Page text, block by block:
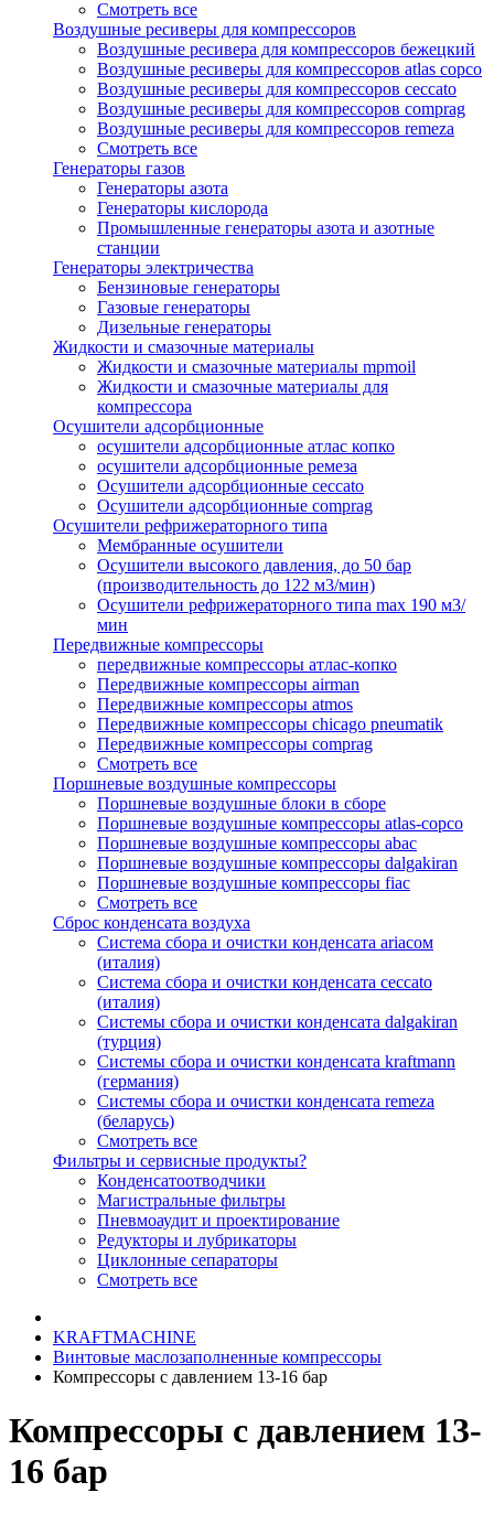
Смотреть все
Воздушные ресиверы для компрессоров
Воздушные ресивера для компрессоров бежецкий
Воздушные ресиверы для компрессоров atlas copco
Воздушные ресиверы для компрессоров ceccato
Воздушные ресиверы для компрессоров comprag
Воздушные ресиверы для компрессоров remeza
Смотреть все
Генераторы газов
Генераторы азота
Генераторы кислорода
Промышленные генераторы азота и азотные
станции
Генераторы электричества
Бензиновые генераторы
Газовые генераторы
Дизельные генераторы
Жидкости и смазочные материалы
Жидкости и смазочные материалы mpmoil
Жидкости и смазочные материалы для
компрессора
Осушители адсорбционные
осушители адсорбционные атлас копко
осушители адсорбционные ремеза
Осушители адсорбционные ceccato
Осушители адсорбционные comprag
Осушители рефрижераторного типа
Мембранные осушители
Осушители высокого давления, до 50 бар
(производительность до 122 м3/мин)
Осушители рефрижераторного типа max 190 м3/
мин
Передвижные компрессоры
передвижные компрессоры атлас-копко
Передвижные компрессоры airman
Передвижные компрессоры atmos
Передвижные компрессоры chicago pneumatik
Передвижные компрессоры comprag
Смотреть все
Поршневые воздушные компрессоры
Поршневые воздушные блоки в сборе
Поршневые воздушные компрессоры atlas-copco
Поршневые воздушные компрессоры abac
Поршневые воздушные компрессоры dalgakiran
Поршневые воздушные компрессоры fiac
Смотреть все
Сброс конденсата воздуха
Система сбора и очистки конденсата ariacом
(италия)
Система сбора и очистки конденсата ceccato
(италия)
Системы сбора и очистки конденсата dalgakiran
(турция)
Системы сбора и очистки конденсата kraftmann
(германия)
Системы сбора и очистки конденсата remeza
(беларусь)
Смотреть все
Фильтры и сервисные продукты?
Конденсатоотводчики
Магистральные фильтры
Пневмоаудит и проектирование
Редукторы и лубрикаторы
Циклонные сепараторы
Смотреть все
KRAFTMACHINE
Винтовые маслозаполненные компрессоры
Компрессоры с давлением 13-16 бар
Компрессоры с давлением 13-
16 бар